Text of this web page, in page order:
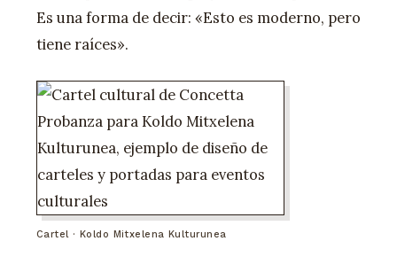
Es una forma de decir: «Esto es moderno, pero
tiene raíces».
Cartel · Koldo Mitxelena Kulturunea